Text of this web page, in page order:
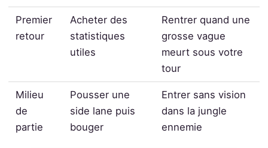
Premier
retour
Acheter des
statistiques
utiles
Rentrer quand une
grosse vague
meurt sous votre
tour
Milieu
de
partie
Pousser une
side lane puis
bouger
Entrer sans vision
dans la jungle
ennemie